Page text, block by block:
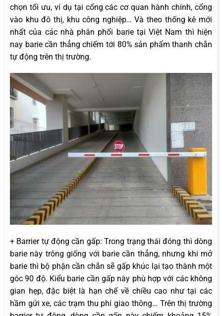
chọn tối ưu, ví dụ tại cổng các cơ quan hành chính, cổng
vào khu đô thị, khu công nghiệp… Và theo thống kê mới
nhất của các nhà phân phối barie tại Việt Nam thì hiện
nay barie cần thẳng chiếm tới 80% sản phẩm thanh chắn
tự động trên thị trường.
+ Barrier tự động cần gấp: Trong trạng thái đóng thì dòng
barie này trông giống với barie cần thẳng, nhưng khi mở
barie thì bộ phận cần chắn sẽ gấp khúc lại tạo thành một
góc 90 độ. Kiểu barie cần gấp này phù hợp với các không
gian hẹp, đặc biệt là hạn chế về chiều cao như tại các
hầm gửi xe, các trạm thu phí giao thông… Trên thị trường